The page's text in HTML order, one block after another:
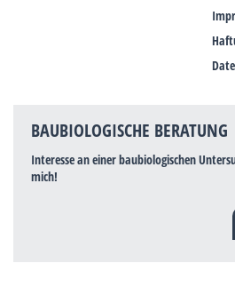
BAUBIOLOGISCHE BERATUNG
Interesse an einer baubiologischen
mich!